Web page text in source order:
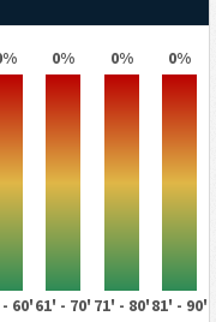
0% 0% 0%
60'61' - 70' 71' - 80'81' - 90'